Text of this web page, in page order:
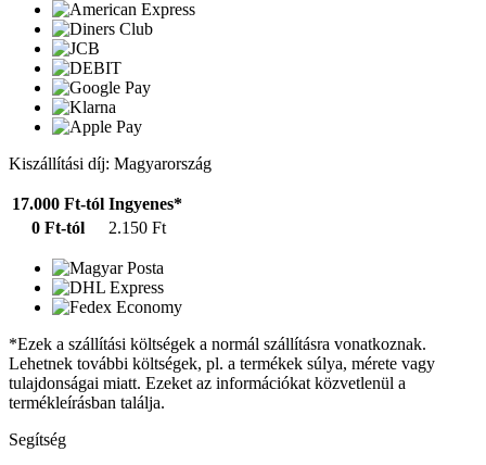
Kiszállítási díj: Magyarország
17.000 Ft-tól Ingyenes*
0 Ft-tól
2.150 Ft
*Ezek a szállítási költségek a normál szállításra vonatkoznak.
Lehetnek további költségek, pl. a termékek súlya, mérete vagy
tulajdonságai miatt. Ezeket az információkat közvetlenül a
termékleírásban találja.
Segítség